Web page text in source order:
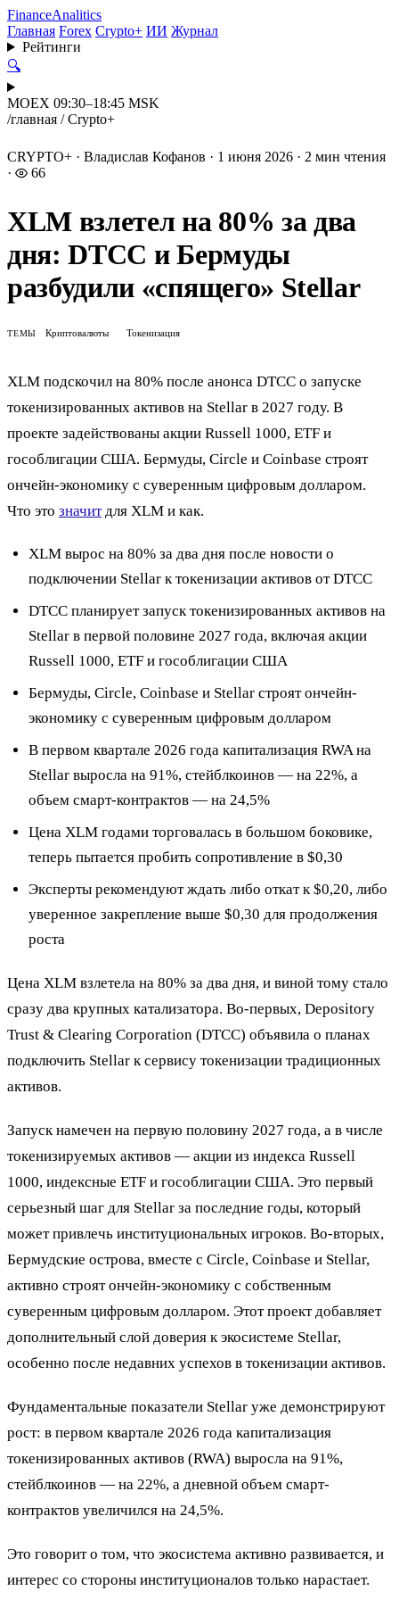
FinanceAnalitics
Главная Forex Crypto+ ИИ Журнал
Рейтинги
🔍
MOEX 09:30–18:45 MSK
/главная / Crypto+
CRYPTO+ · Владислав Кофанов · 1 июня 2026 · 2 мин чтения
·
66
XLM взлетел на 80% за два
дня: DTCC и Бермуды
разбудили «спящего» Stellar
ТЕМЫ Криптовалюты Токенизация
XLM подскочил на 80% после анонса DTCC о запуске
токенизированных активов на Stellar в 2027 году. В
проекте задействованы акции Russell 1000, ETF и
гособлигации США. Бермуды, Circle и Coinbase строят
ончейн-экономику с суверенным цифровым долларом.
Что это значитдля XLM и как.
XLM вырос на 80% за два дня после новости о
подключении Stellar к токенизации активов от DTCC
DTCC планирует запуск токенизированных активов на
Stellar в первой половине 2027 года, включая акции
Russell 1000, ETF и гособлигации США
Бермуды, Circle, Coinbase и Stellar строят ончейн-
экономику с суверенным цифровым долларом
В первом квартале 2026 года капитализация RWA на
Stellar выросла на 91%, стейблкоинов — на 22%, а
объем смарт-контрактов — на 24,5%
Цена XLM годами торговалась в большом боковике,
теперь пытается пробить сопротивление в $0,30
Эксперты рекомендуют ждать либо откат к $0,20, либо
уверенное закрепление выше $0,30 для продолжения
роста
Цена XLM взлетела на 80% за два дня, и виной тому стало
сразу два крупных катализатора. Во-первых, Depository
Trust & Clearing Corporation (DTCC) объявила о планах
подключить Stellar к сервису токенизации традиционных
активов.
Запуск намечен на первую половину 2027 года, а в числе
токенизируемых активов — акции из индекса Russell
1000, индексные ETF и гособлигации США. Это первый
серьезный шаг для Stellar за последние годы, который
может привлечь институциональных игроков. Во-вторых,
Бермудские острова, вместе с Circle, Coinbase и Stellar,
активно строят ончейн-экономику с собственным
суверенным цифровым долларом. Этот проект добавляет
дополнительный слой доверия к экосистеме Stellar,
особенно после недавних успехов в токенизации активов.
Фундаментальные показатели Stellar уже демонстрируют
рост: в первом квартале 2026 года капитализация
токенизированных активов (RWA) выросла на 91%,
стейблкоинов — на 22%, а дневной объем смарт-
контрактов увеличился на 24,5%.
Это говорит о том, что экосистема активно развивается, и
интерес со стороны институционалов только нарастает.